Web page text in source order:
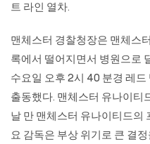
트 라인 열차.
맨체스터 경찰청장은 맨체스
록에서 떨어지면서 병원으로
수요일 오후 2시 40 분경 레
출동했다. 맨체스터 유나이티
날 만 맨체스터 유나이티드의
요 감독은 부상 위기로 큰 결